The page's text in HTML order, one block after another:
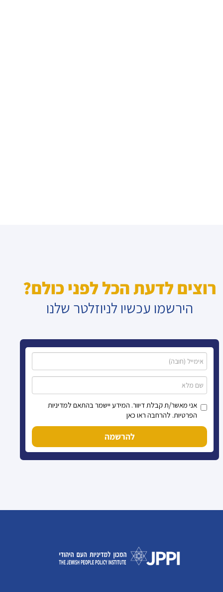
רוצים לדעת הכל לפני כולם?
הירשמו עכשיו לניוזלטר שלנו
אני מאשר/ת קבלת דיוור. המידע יישמר בהתאם למדיניות
הפרטיות. להרחבה ראו כאן
להרשמה